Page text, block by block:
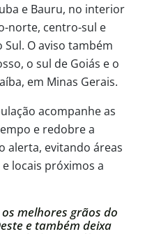
e Bauru, no interior
norte, centro-sul e
O aviso também
o sul de Goiás e o
em Minas Gerais.
acompanhe as
e redobre a
alerta, evitando áreas
locais próximos a
melhores grãos do
e também deixa